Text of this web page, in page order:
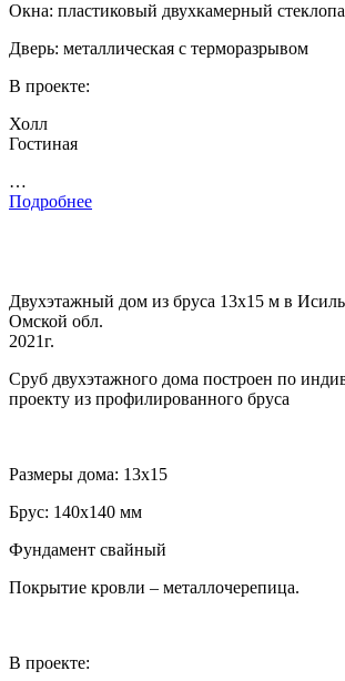
Окна: пластиковый двухкамерный
Дверь: металлическая с терморазрывом
В проекте:
Холл
Гостиная
…
Подробнее
Двухэтажный дом из бруса 13х15 м в
Омской обл.
2021г.
Сруб двухэтажного дома построен по
проекту из профилированного бруса
Размеры дома: 13х15
Брус: 140х140 мм
Фундамент свайный
Покрытие кровли – металлочерепица.
В проекте: